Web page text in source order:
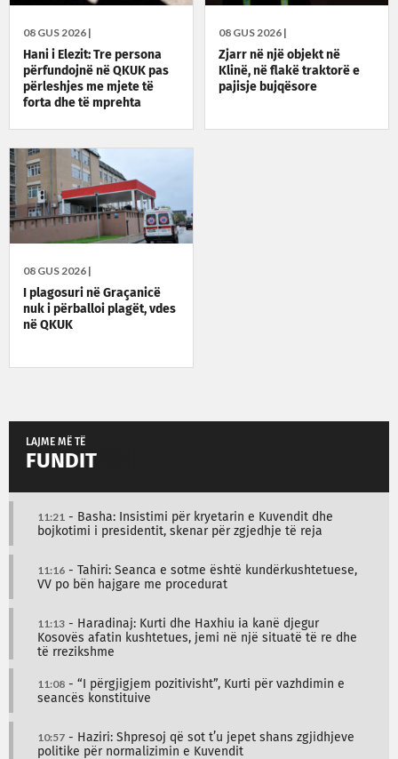
08 GUS 2026 |
Hani i Elezit: Tre persona
përfundojnë në QKUK pas
përleshjes me mjete të
forta dhe të mprehta
08 GUS 2026 |
Zjarr në një objekt në
Klinë, në flakë traktorë e
pajisje bujqësore
08 GUS 2026 |
I plagosuri në Graçanicë
nuk i përballoi plagët, vdes
në QKUK
LAJME MË TË
FUNDIT
11:21 - Basha: Insistimi për kryetarin e Kuvendit dhe
bojkotimi i presidentit, skenar për zgjedhje të reja
11:16 - Tahiri: Seanca e sotme është kundërkushtetuese,
VV po bën hajgare me procedurat
11:13 - Haradinaj: Kurti dhe Haxhiu ia kanë djegur
Kosovës afatin kushtetues, jemi në një situatë të re dhe
të rrezikshme
11:08 - “I përgjigjem pozitivisht”, Kurti për vazhdimin e
seancës konstituive
10:57 - Haziri: Shpresoj që sot t’u jepet shans zgjidhjeve
politike për normalizimin e Kuvendit